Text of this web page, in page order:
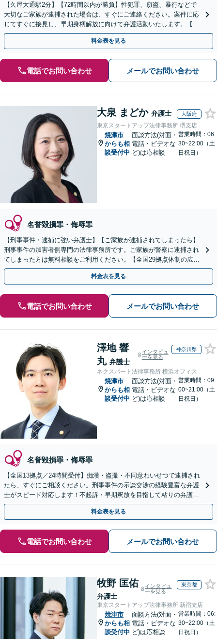
【久屋大通駅2分】【72時間以内が勝負】性犯罪、窃盗、暴行などで
大切なご家族が逮捕された場合は、すぐにご連絡ください。案件に応
じてすぐに接見し、早期身柄解放に向けて弁護活動いたします。【休
日・夜間面談可能】【ご依頼時は相談料無料】
料金表を見る
電話でお問い合わせ メールでお問い合わせ
大泉 まどか 弁護士 大阪府
東京スタートアップ法律事務所 堺支店
焼津市
からも相
談受付中
面談方法(対面・
電話・ビデオな
ど)は応相談
営業時間：06:
30~22:00（土
日祝日）
名誉毀損罪・侮辱罪
【刑事事件・逮捕に強い弁護士】【ご家族が逮捕されてしまったら】
刑事事件の加害者側専門の法律事務所です。ご家族が警察に逮捕され
てしまった方は無料相談をご利用ください。【全国29拠点体制の広域
対応】【弁護士待機中/当日中の電話相談可(予約制)】
料金表を見る
電話でお問い合わせ メールでお問い合わせ
澤地 響
丸 弁護士
インタビュ
ーを見る
神奈川県
ネクスパート法律事務所 横浜オフィス
焼津市
からも相
談受付中
面談方法(対面・
電話・ビデオな
ど)は応相談
営業時間：09:
00~21:00（土
日祝日）
名誉毀損罪・侮辱罪
【全国13拠点／24時間受付】痴漢・盗撮・不同意わいせつで逮捕され
たら、すぐにご相談ください。刑事事件の示談交渉の経験豊富な弁護
士がスピード対応します！不起訴・早期釈放を目指して粘りの弁護活
動を行います。
料金表を見る
電話でお問い合わせ メールでお問い合わせ
牧野 匡佑
弁護士
インタビュ
ーを見る
東京都
東京スタートアップ法律事務所 新宿支店
焼津市
からも相
談受付中
面談方法(対面・
電話・ビデオな
ど)は応相談
営業時間：06:
30~22:00（土
日祝日）